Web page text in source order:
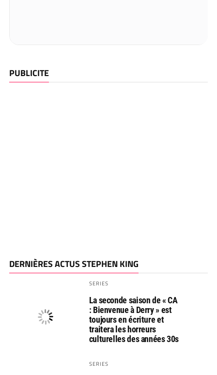
PUBLICITE
DERNIÈRES ACTUS STEPHEN KING
SERIES
La seconde saison de « CA
: Bienvenue à Derry » est
toujours en écriture et
traitera les horreurs
culturelles des années 30s
SERIES